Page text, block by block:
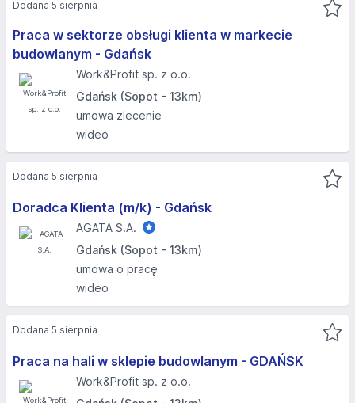
Praca w sektorze obsługi klienta w markecie
budowlanym - Gdańsk
Work&Profit sp. z o.o.
Gdańsk (Sopot - 13km)
umowa zlecenie
wideo
Dodana 5 sierpnia
Doradca Klienta (m/k) - Gdańsk
AGATA S.A.
Gdańsk (Sopot - 13km)
umowa o pracę
wideo
Dodana 5 sierpnia
Praca na hali w sklepie budowlanym - GDAŃSK
Work&Profit sp. z o.o.
Dodana 5 sierpnia